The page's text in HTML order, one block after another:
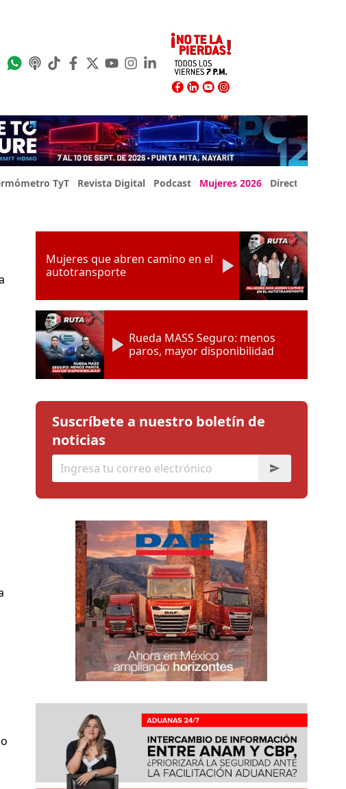
TyT Revista Digital Podcast Mujeres 2026 Directorio Expo
Mujeres que abren camino en el
autotransporte
Rueda MASS Seguro: menos
paros, mayor disponibilidad
Suscríbete a nuestro boletín de
noticias